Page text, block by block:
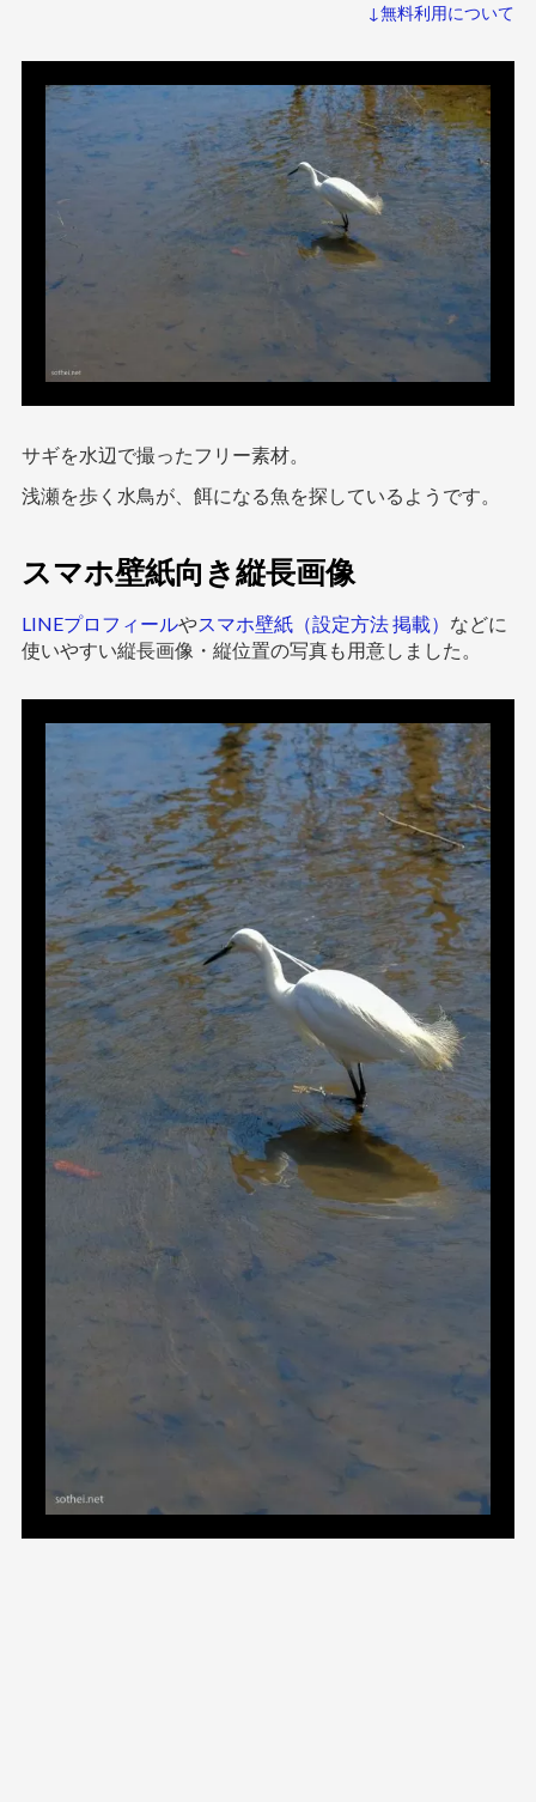
↓無料利用について
サギを水辺で撮ったフリー素材。
浅瀬を歩く水鳥が、餌になる魚を探しているようです。
スマホ壁紙向き縦長画像
LINEプロフィールやスマホ壁紙（設定方法 掲載） などに
使いやすい縦長画像・縦位置の写真も用意しました。